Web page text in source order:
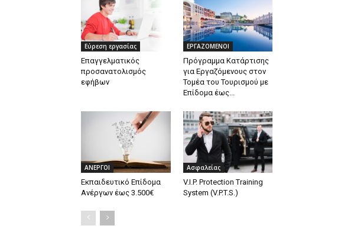
Εύρεση εργασίας
Επαγγελματικός
προσανατολισμός
εφήβων
ΕΡΓΑΖΟΜΕΝΟΙ
Πρόγραμμα Κατάρτισης
για Εργαζόμενους στον
Τομέα του Τουρισμού με
Επίδομα έως...
ΑΝΕΡΓΟΙ
Εκπαιδευτικό Επίδομα
Ανέργων έως 3.500€
Ασφαλείας
V.I.P. Protection Training
System (V.P.T.S.)